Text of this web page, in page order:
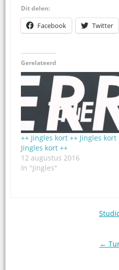
Dit delen:
Facebook Twitter
Gerelateerd
++ Jingles kort ++ Jingles kort
Jingles kort ++
12 augustus 2016
In "Jingles"
←